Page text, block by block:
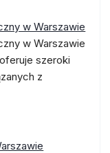
w Warszawie
w Warszawie
szeroki
z